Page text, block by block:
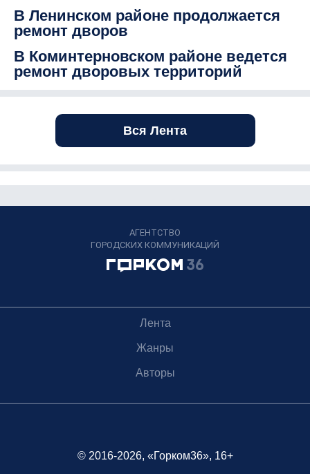
В Ленинском районе продолжается
ремонт дворов
В Коминтерновском районе ведется
ремонт дворовых территорий
Вся Лента
АГЕНТСТВО
ГОРОДСКИХ КОММУНИКАЦИЙ
Лента
Жанры
Авторы
© 2016-2026, «Горком36», 16+